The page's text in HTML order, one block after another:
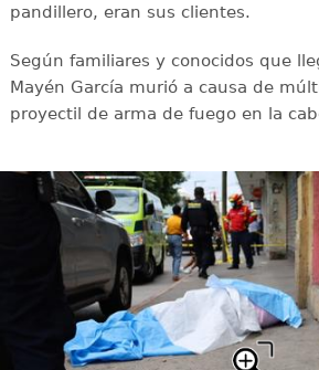
pandillero, eran sus clientes.
Según familiares y conocidos que
Mayén García murió a causa de
proyectil de arma de fuego en la